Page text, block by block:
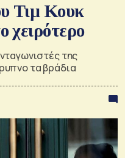
Τιμ Κουκ
χειρότερο
της
τα βράδια